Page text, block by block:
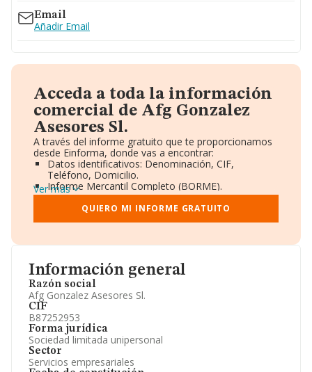
Información general
Razón social
Afg Gonzalez Asesores Sl.
CIF
B87252953
Forma jurídica
Sociedad limitada unipersonal
Sector
Servicios empresariales
Email
Añadir Email
Acceda a toda la información
comercial de Afg Gonzalez
Asesores Sl.
A través del informe gratuito que te proporcionamos
desde Einforma, donde vas a encontrar:
Datos identificativos: Denominación, CIF,
Teléfono, Domicilio.
Informe Mercantil Completo (BORME).
Gráficos de Evolución Ventas y Empleados.
Consejo de Administración y Administradores.
Directivos y Ejecutivos.
Información oficial y registral complementaria.
Ver más
QUIERO MI INFORME GRATUITO